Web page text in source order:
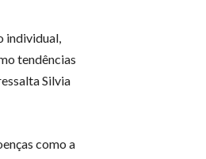
individual,
tendências
Silvia
como a